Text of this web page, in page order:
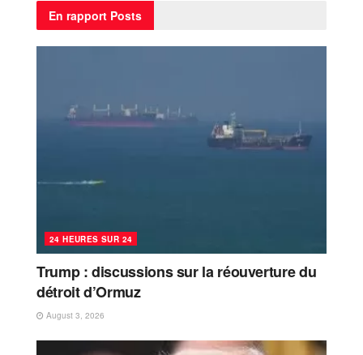
En rapport Posts
24 HEURES SUR 24
Trump : discussions sur la réouverture du
détroit d’Ormuz
August 3, 2026